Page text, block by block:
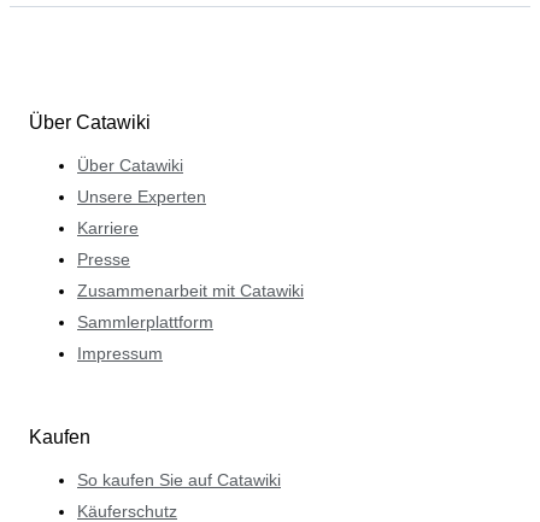
Über Catawiki
Über Catawiki
Unsere Experten
Karriere
Presse
Zusammenarbeit mit Catawiki
Sammlerplattform
Impressum
Kaufen
So kaufen Sie auf Catawiki
Käuferschutz